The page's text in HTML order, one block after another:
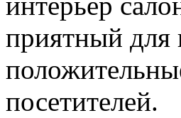
приятный для
посетителей.